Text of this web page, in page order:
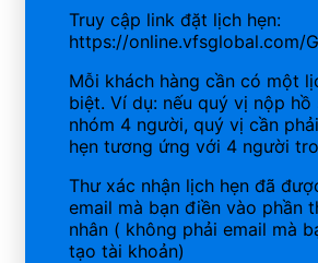
Truy cập link đặt lịch hẹn:
https://online.vfsglobal.com/
Mỗi khách hàng cần có một
biệt. Ví dụ: nếu quý vị nộp hồ
nhóm 4 người, quý vị cần
hẹn tương ứng với 4 người
Thư xác nhận lịch hẹn đã
email mà bạn điền vào phần
nhân ( không phải email mà
tạo tài khoản)